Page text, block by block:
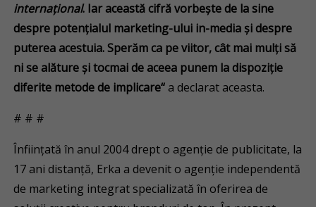
internațional. Iar această cifră vorbește de la sine
despre potențialul marketing-ului in-media și despre
puterea acestuia.Sperăm ca pe viitor, cât mai mulți să
ni se alăture și tocmai de aceea punem la dispoziție
diferite metode de implicare“a declarat aceasta.
# # #
Înființată în anul 2004 drept o agenție de publicitate, la
17 ani distanță, Erka a devenit o agenție independentă
de marketing integrat specializată în oferirea de